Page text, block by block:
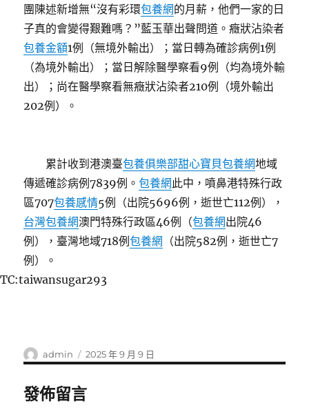
團陳述新增無“沒有彩環包養網的月薪，他們一家的日
子真的會變得艱難嗎？”藍玉華出聲問道。癥狀沾染者
包養金額1例（無境外輸出）；當日轉為確診病例1例
（為境外輸出）；當日解除醫學察看9例（均為境外輸
出）；尚在醫學察看無癥狀沾染者210例（境外輸出
202例）。
累計收到港澳臺包養俱樂部甜心寶貝包養網地域
傳遞確診病例7839例。包養網 此中，噴鼻港特殊行政
區707包養感情5例（出院5696例，逝世亡112例），
台灣包養網澳門特殊行政區46例（包養網出院46
例），臺灣地域718例包養網
（出院582例，逝世亡7
例）。
TC:taiwansugar293
作
者
admin
發
佈
2025 年 9 月 9 日
發佈留言